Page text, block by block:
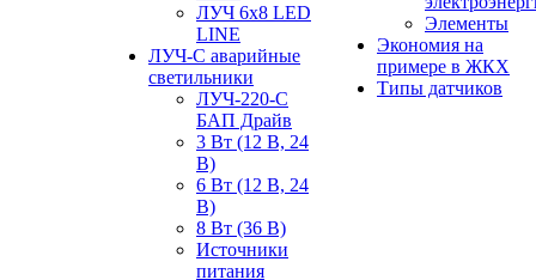
ЛУЧ 6х8 LED
LINE
ЛУЧ-С аварийные
светильники
ЛУЧ-220-С
БАП Драйв
3 Вт (12 В, 24
В)
6 Вт (12 В, 24
В)
8 Вт (36 В)
Источники
питания
Элементы
Экономия на
примере в ЖКХ
Типы датчиков